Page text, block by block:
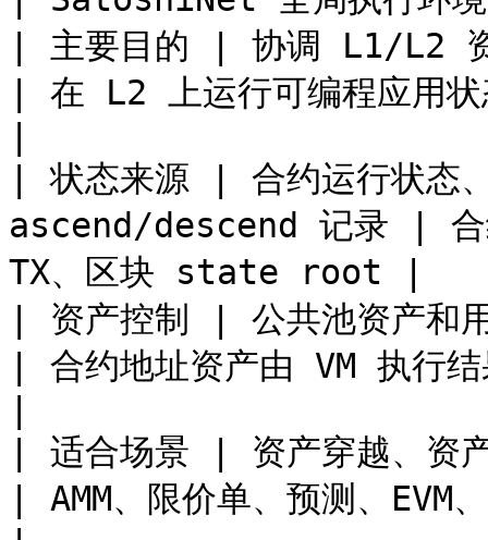
| 主要目的 | 协调 L1/L2 资
| 在 L2 上运行可编程应用状
| 状态来源 | 合约运行状
ascend/descend 记录 |
TX、区块 state root |
| 资产控制 | 公共池资产和
| 合约地址资产由 VM 执行
| 适合场景 | 资产穿越、资
| AMM、限价单、预测、EVM